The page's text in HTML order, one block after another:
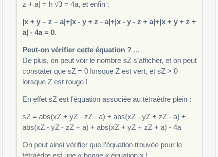
z + a| = h √3 = 4a, et enfin :
|x + y – z – a|+|x - y + z - a|+|x - y - z + a|+|x + y + z +
a| - 4a = 0.
Peut-on vérifier cette équation ?...
De plus, on peut voir le nombre sZ s’afficher, et on peut
constater que sZ = 0 lorsque Z est vert, et sZ > 0
lorsque Z est rouge !
En effet sZ est l’équation associée au tétraèdre plein :
sZ = abs(xZ + yZ - zZ - a) + abs(xZ - yZ + zZ - a) +
abs(xZ - yZ - zZ + a) + abs(xZ + yZ + zZ + a) - 4a
On peut ainsi vérifier que l’équation trouvée pour le